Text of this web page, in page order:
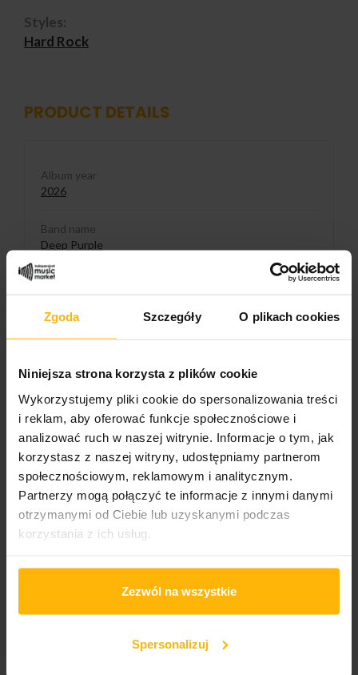
Zgoda Szczegóły O plikach cookies
Niniejsza strona korzysta z plików cookie
Wykorzystujemy pliki cookie do spersonalizowania treści
i reklam, aby oferować funkcje społecznościowe i
analizować ruch w naszej witrynie. Informacje o tym, jak
korzystasz z naszej witryny, udostępniamy partnerom
społecznościowym, reklamowym i analitycznym.
Partnerzy mogą połączyć te informacje z innymi danymi
otrzymanymi od Ciebie lub uzyskanymi podczas
korzystania z ich usług.
Zezwól na wszystkie
Spersonalizuj
Styles:
Hard Rock
PRODUCT DETAILS
Album year
2026
Band name
Deep Purple
Released
Album title:
CD
Cover format:
Digipack
Wydawnictwo 1/2
Edel
0221515EMU